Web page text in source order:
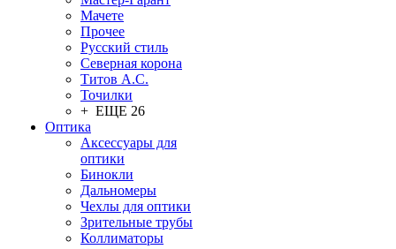
Мачете
Прочее
Русский стиль
Северная корона
Титов А.С.
Точилки
+ ЕЩЕ 26
Оптика
Аксессуары для
оптики
Бинокли
Дальномеры
Чехлы для оптики
Зрительные трубы
Коллиматоры